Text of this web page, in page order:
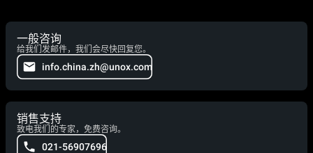
一般咨询
给我们发邮件，我们会尽快回复您。
info.china.zh@unox.com
销售支持
致电我们的专家，免费咨询。
021-56907696